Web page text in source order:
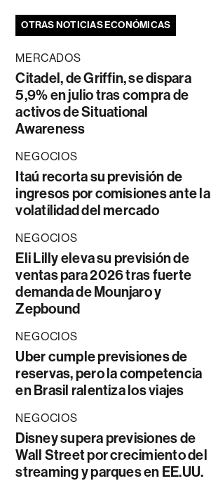
OTRAS NOTICIAS ECONÓMICAS
MERCADOS
Citadel, de Griffin, se dispara
5,9% en julio tras compra de
activos de Situational
Awareness
NEGOCIOS
Itaú recorta su previsión de
ingresos por comisiones ante la
volatilidad del mercado
NEGOCIOS
Eli Lilly eleva su previsión de
ventas para 2026 tras fuerte
demanda de Mounjaro y
Zepbound
NEGOCIOS
Uber cumple previsiones de
reservas, pero la competencia
en Brasil ralentiza los viajes
NEGOCIOS
Disney supera previsiones de
Wall Street por crecimiento del
streaming y parques en EE.UU.